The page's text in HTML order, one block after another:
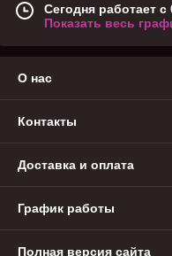
Сегодня работает с
Показать весь
О нас
Контакты
Доставка и оплата
График работы
Полная версия сайта